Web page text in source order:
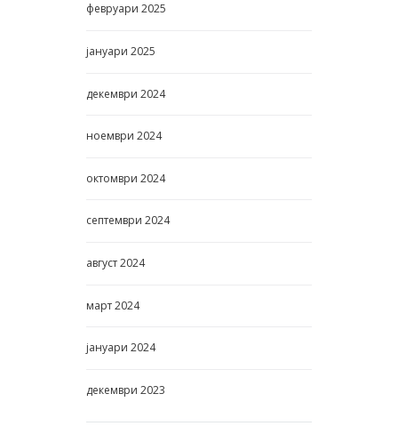
февруари 2025
јануари 2025
декември 2024
ноември 2024
октомври 2024
септември 2024
август2024
март2024
јануари 2024
декември 2023